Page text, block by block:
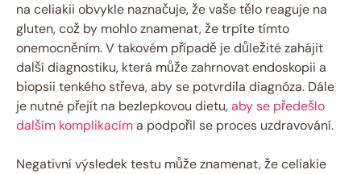
na celiakii obvykle naznačuje, že vaše​ tělo reaguje na
⁢gluten, což ⁢by​ mohlo znamenat, že‌ trpíte tímto
onemocněním.⁤ V takovém případě‌ je důležité zahájit⁤
další diagnostiku, která může zahrnovat endoskopii⁣ a
biopsii tenkého ‌střeva, aby se ​potvrdila diagnóza.⁤ Dále⁢
je nutné ⁣přejít na bezlepkovou dietu,aby se předešlo
dalším komplikacím⁤a ‍podpořil ⁣se proces uzdravování.
Negativní výsledek testu může‌ znamenat, že celiakie